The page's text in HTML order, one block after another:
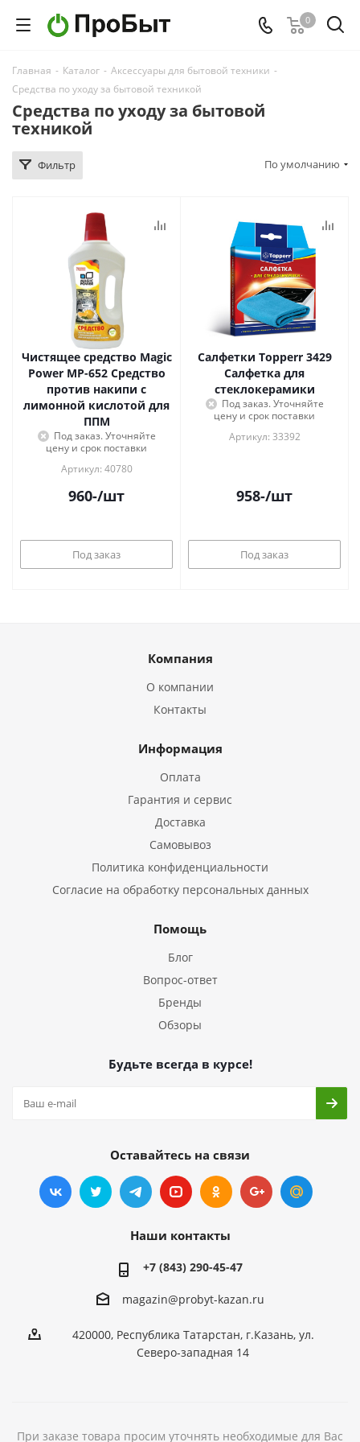
0
Главная - Каталог - Аксессуары для бытовой техники -
Средства по уходу за бытовой техникой
Средства по уходу за бытовой
техникой
Фильтр По умолчанию
Чистящее средство Magic
Power МР-652 Средство
против накипи с
лимонной кислотой для
ППМ
Под заказ. Уточняйте
цену и срок поставки
Артикул: 40780
960-/шт
Под заказ
Салфетки Topperr 3429
Салфетка для
стеклокерамики
Под заказ. Уточняйте
цену и срок поставки
Артикул: 33392
958-/шт
Под заказ
Компания
О компании
Контакты
Информация
Оплата
Гарантия и сервис
Доставка
Самовывоз
Политика конфиденциальности
Согласие на обработку персональных данных
Помощь
Блог
Вопрос-ответ
Бренды
Обзоры
Будьте всегда в курсе!
Оставайтесь на связи
Наши контакты
+7 (843) 290-45-47
magazin@probyt-kazan.ru
420000, Республика Татарстан, г.Казань, ул.
Северо-западная 14
При заказе товара просим уточнять необходимые для Вас